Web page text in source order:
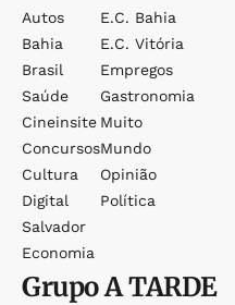
Autos
Bahia
Brasil
Saúde
Cineinsite
Concursos
Cultura
Digital
Salvador
Economia
E.c. Bahia
E.c. Vitória
Empregos
Gastronomia
Muito
Mundo
Opinião
Política
GrupoA TARDE